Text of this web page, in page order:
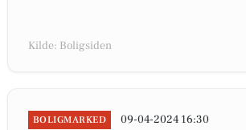
Kilde: Boligsiden
BOLIGMARKED 09-04-2024 16:30